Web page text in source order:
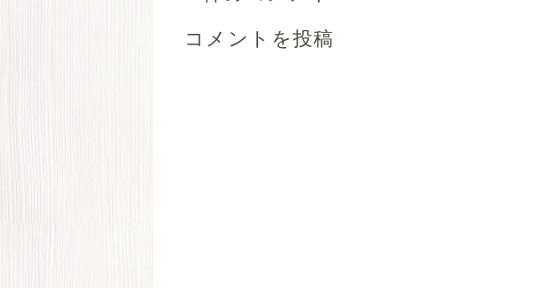
コメントを投稿